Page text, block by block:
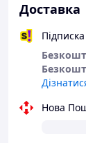
Доставка
Нова